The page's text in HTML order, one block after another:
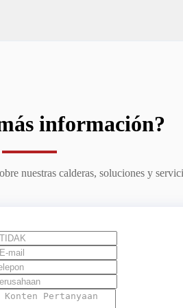
información?
nuestras calderas, soluciones y